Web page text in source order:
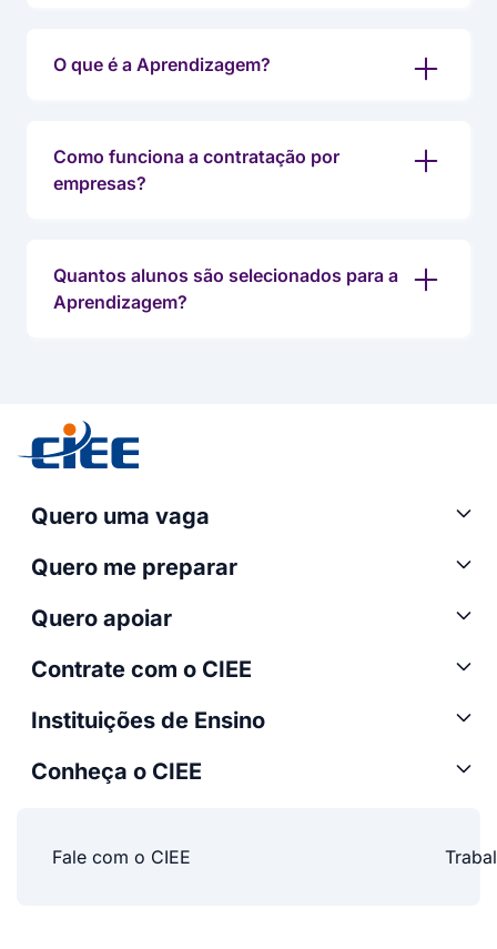
O que é a Aprendizagem?
Como funciona a contratação por
empresas?
Quantos alunos são selecionados para a
Aprendizagem?
Quero uma vaga
Quero me preparar
Quero apoiar
Contrate com o CIEE
Instituições de Ensino
Conheça o CIEE
Fale com o CIEE